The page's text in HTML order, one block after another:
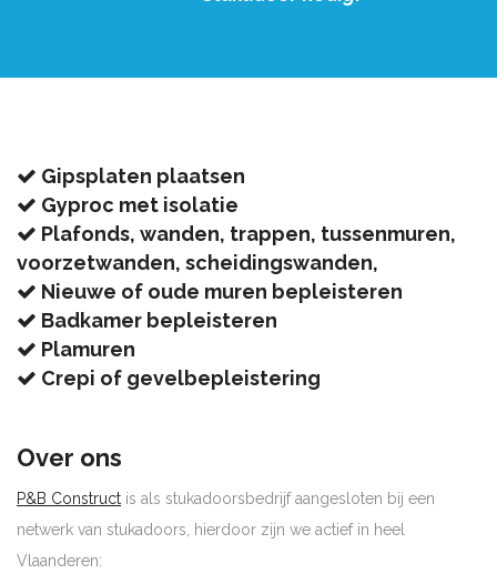
Gipsplaten plaatsen
Gyproc met isolatie
Plafonds, wanden, trappen, tussenmuren,
voorzetwanden, scheidingswanden,
Nieuwe of oude muren bepleisteren
Badkamer bepleisteren
Plamuren
Crepi of gevelbepleistering
Over ons
P&B Construct is als stukadoorsbedrijf aangesloten bij een
netwerk van stukadoors, hierdoor zijn we actief in heel
Vlaanderen: